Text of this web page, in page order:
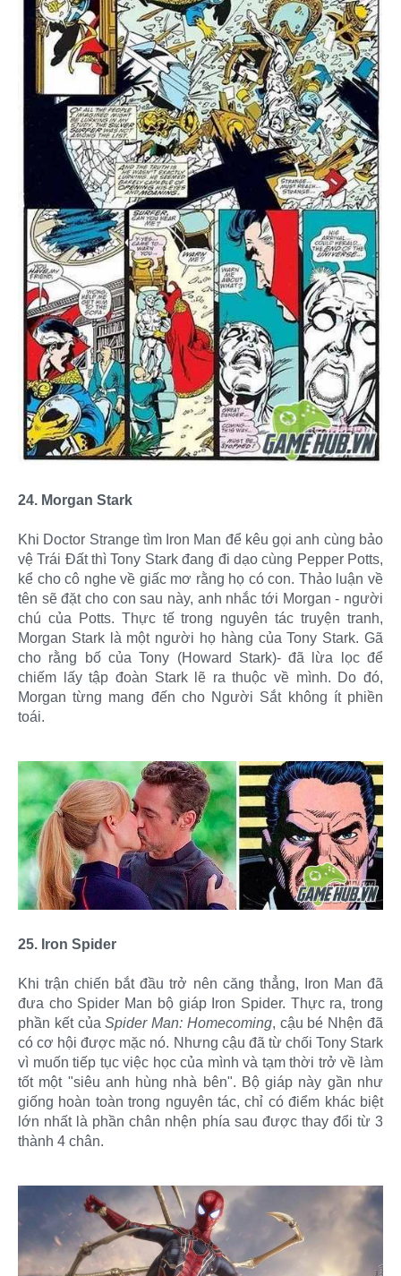
24. Morgan Stark
Khi Doctor Strange tìm Iron Man để kêu gọi anh cùng bảo
vệ Trái Đất thì Tony Stark đang đi dạo cùng Pepper Potts,
kể cho cô nghe về giấc mơ rằng họ có con. Thảo luận về
tên sẽ đặt cho con sau này, anh nhắc tới Morgan - người
chú của Potts. Thực tế trong nguyên tác truyện tranh,
Morgan Stark là một người họ hàng của Tony Stark. Gã
cho rằng bố của Tony (Howard Stark)- đã lừa lọc để
chiếm lấy tập đoàn Stark lẽ ra thuộc về mình. Do đó,
Morgan từng mang đến cho Người Sắt không ít phiền
toái.
25. Iron Spider
Khi trận chiến bắt đầu trở nên căng thẳng, Iron Man đã
đưa cho Spider Man bộ giáp Iron Spider. Thực ra, trong
phần kết củaSpider Man: Homecoming, cậu bé Nhện đã
có cơ hội được mặc nó. Nhưng cậu đã từ chối Tony Stark
vì muốn tiếp tục việc học của mình và tạm thời trở về làm
tốt một "siêu anh hùng nhà bên". Bộ giáp này gần như
giống hoàn toàn trong nguyên tác, chỉ có điểm khác biệt
lớn nhất là phần chân nhện phía sau được thay đổi từ 3
thành 4 chân.